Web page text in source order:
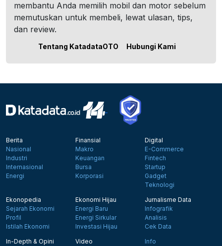
membantu Anda memilih mobil dan motor sebelum
memutuskan untuk membeli, lewat ulasan, tips,
dan review.
Tentang KatadataOTO Hubungi Kami
Berita
Nasional
Industri
Internasional
Energi
Finansial
Makro
Keuangan
Bursa
Korporasi
Digital
E-Commerce
Fintech
Startup
Gadget
Teknologi
Ekonopedia
Sejarah Ekonomi
Profil
Istilah Ekonomi
Ekonomi Hijau
Energi Baru
Energi Sirkular
Investasi Hijau
Jurnalisme Data
Infografik
Analisis
Cek Data
In-Depth & Opini
Video
Info